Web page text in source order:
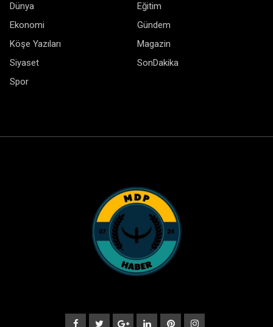
Dünya
Eğitim
Ekonomi
Gündem
Köşe Yazıları
Magazin
Siyaset
SonDakika
Spor